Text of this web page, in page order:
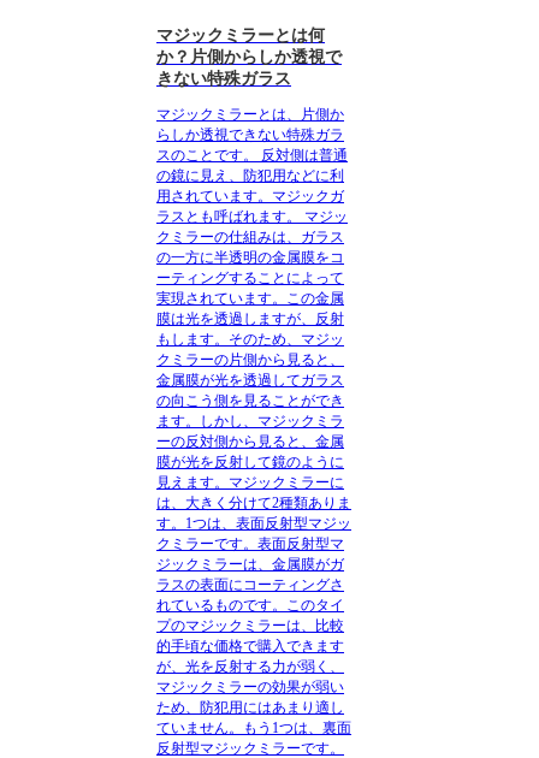
マジックミラーとは何
か？片側からしか透視で
きない特殊ガラス
マジックミラーとは、片側か
らしか透視できない特殊ガラ
スのことです。
反対側は普通
の鏡に見え、防犯用などに利
用されています。マジックガ
ラスとも呼ばれます。 マジッ
クミラーの仕組みは、ガラス
の一方に半透明の金属膜をコ
ーティングすることによって
実現されています。この金属
膜は光を透過しますが、反射
もします。そのため、マジッ
クミラーの片側から見ると、
金属膜が光を透過してガラス
の向こう側を見ることができ
ます。しかし、マジックミラ
ーの反対側から見ると、金属
膜が光を反射して鏡のように
見えます。マジックミラーに
は、大きく分けて2種類ありま
す。1つは、 表面反射型マジッ
クミラーです。表面反射型マ
ジックミラーは、金属膜がガ
ラスの表面にコーティングさ
れているものです。このタイ
プのマジックミラーは、比較
的手頃な価格で購入できます
が、光を反射する力が弱く、
マジックミラーの効果が弱い
ため、防犯用にはあまり適し
ていません。もう1つは、 裏面
反射型マジックミラーです。